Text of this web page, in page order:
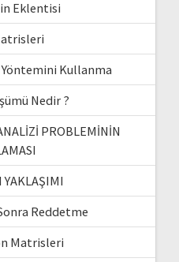
Eklentisi
Yöntemini Kullanma
Nedir ?
PROBLEMİNİN
YAKLAŞIMI
Reddetme
Matrisleri